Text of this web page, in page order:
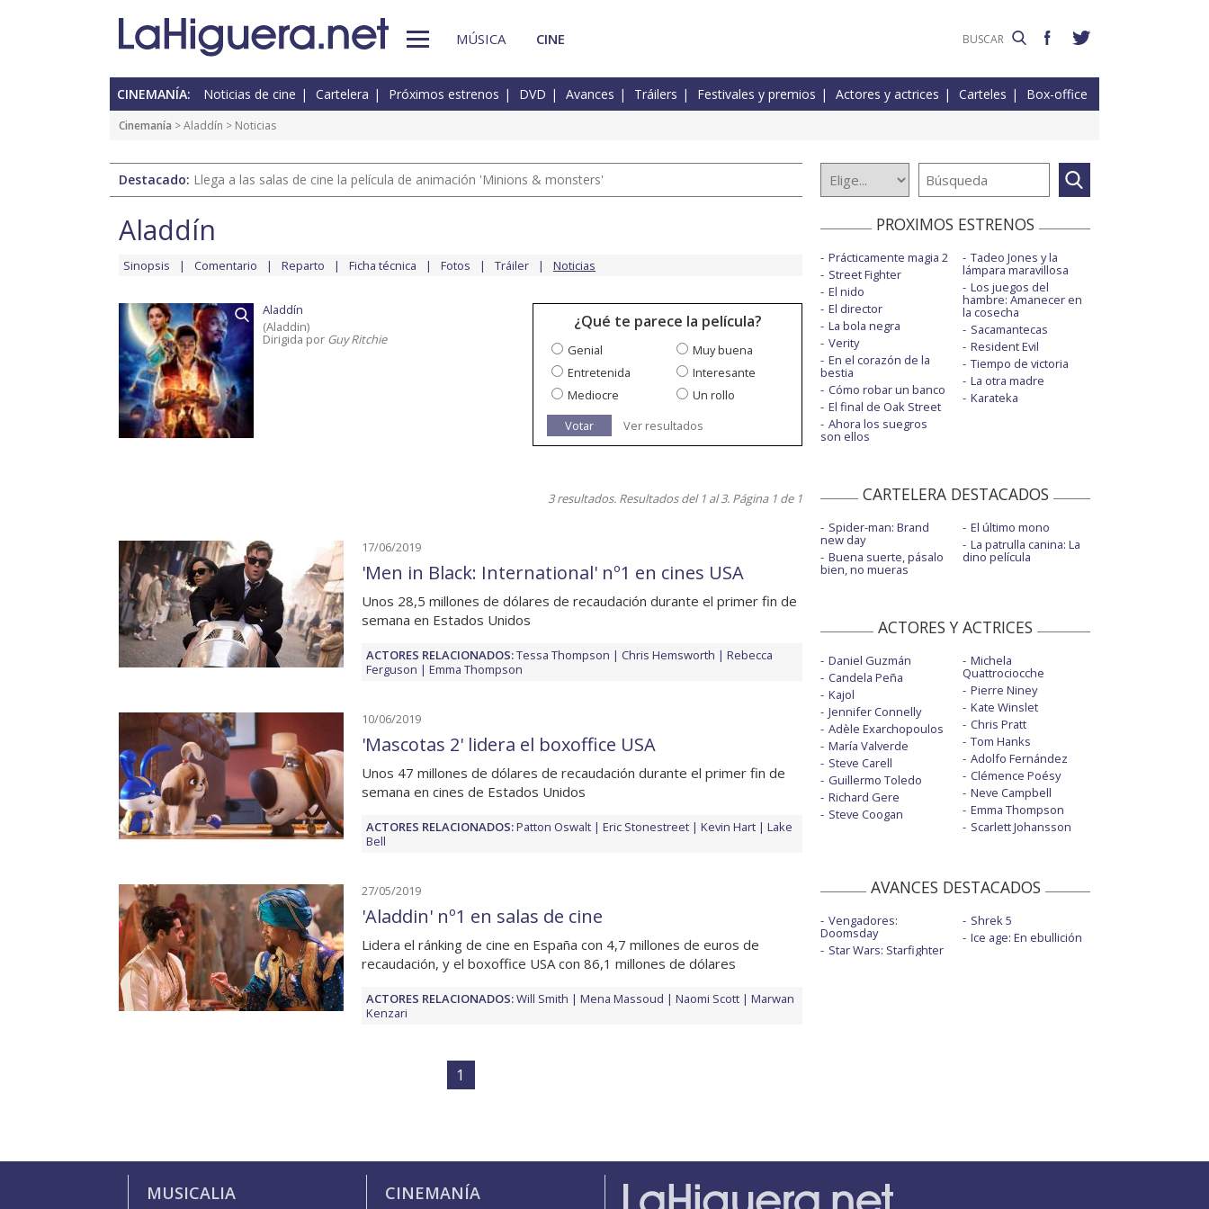
MÚSICA CINE
CINEMANÍA: Noticias de cine Cartelera Próximos estrenos DVD Avances Tráilers Festivales y premios Actores y actrices Carteles Box-office
Cinemanía >Aladdín > Noticias
Destacado: Llega a las salas de cine la película de animación 'Minions & monsters'
Aladdín
Sinopsis Comentario Reparto Ficha técnica Fotos Tráiler Noticias
Aladdín
(Aladdin)
Dirigida por Guy Ritchie
¿Qué te parece la película?
Genial
Muy buena
Entretenida
Interesante
Mediocre
Un rollo
Votar
Ver resultados
3 resultados. Resultados del 1 al 3. Página 1 de 1
17/06/2019
'Men in Black: International' nº1 en cines USA
Unos 28,5 millones de dólares de recaudación durante el primer fin de
semana en Estados Unidos
ACTORES RELACIONADOS:Tessa Thompson Chris Hemsworth
Rebecca
Ferguson
Emma Thompson
10/06/2019
'Mascotas 2' lidera el boxoffice USA
Unos 47 millones de dólares de recaudación durante el primer fin de
semana en cines de Estados Unidos
ACTORES RELACIONADOS:Patton Oswalt Eric Stonestreet Kevin Hart
Lake
Bell
27/05/2019
'Aladdin' nº1 en salas de cine
Lidera el ránking de cine en España con 4,7 millones de euros de
recaudación, y el boxoffice USA con 86,1 millones de dólares
ACTORES RELACIONADOS:Will Smith Mena Massoud Naomi Scott
Marwan
Kenzari
1
PROXIMOS ESTRENOS
Prácticamente magia 2
Street Fighter
El nido
El director
La bola negra
Verity
En el corazón de la
bestia
Cómo robar un banco
El final de Oak Street
Ahora los suegros
son ellos
Tadeo Jones y la
lámpara maravillosa
Los juegos del
hambre: Amanecer en
la cosecha
Sacamantecas
Resident Evil
Tiempo de victoria
La otra madre
Karateka
CARTELERA DESTACADOS
Spider-man: Brand
new day
Buena suerte, pásalo
bien, no mueras
El último mono
La patrulla canina: La
dino película
ACTORES Y ACTRICES
Daniel Guzmán
Candela Peña
Kajol
Jennifer Connelly
Adèle Exarchopoulos
María Valverde
Steve Carell
Guillermo Toledo
Richard Gere
Steve Coogan
Michela
Quattrociocche
Pierre Niney
Kate Winslet
Chris Pratt
Tom Hanks
Adolfo Fernández
Clémence Poésy
Neve Campbell
Emma Thompson
Scarlett Johansson
AVANCES DESTACADOS
Vengadores:
Doomsday
Star Wars: Starfighter
Shrek 5
Ice age: En ebullición
MUSICALIA CINEMANÍA